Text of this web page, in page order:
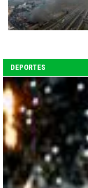
DEPORTES